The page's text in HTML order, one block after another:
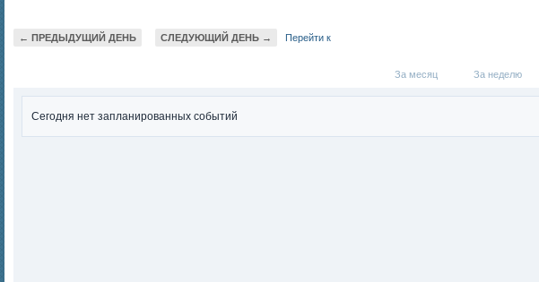
← ПРЕДЫДУЩИЙ ДЕНЬ СЛЕДУЮЩИЙ ДЕНЬ → Перейти к
За месяц За неделю
Сегодня нет запланированных событий